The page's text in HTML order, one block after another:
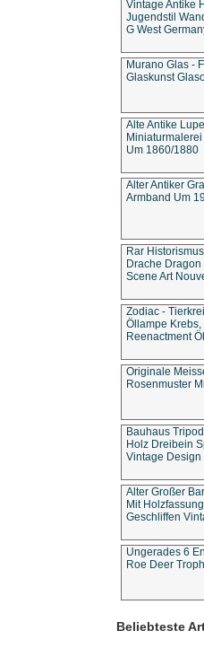
Vintage Antike
Jugendstil
G West
Murano Glas -
Glaskunst
Alte Antike
Um 1860/1880
Alter Antiker
Armband Um
Rar
Drache
Scene Art
Zodiac -
Öllampe
Reenactment
Originale
Rosenmuster
Bauhaus
Holz Dreibein
Vintage Design
Alter Großer
Mit
Geschliffen
Ungerades 6
Roe Deer
Beliebteste